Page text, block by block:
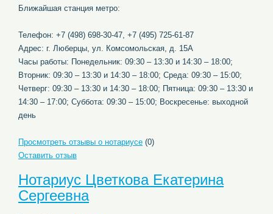
Ближайшая станция метро:
Телефон: +7 (498) 698-30-47, +7 (495) 725-61-87
Адрес: г. Люберцы, ул. Комсомольская, д. 15А
Часы работы: Понедельник: 09:30 – 13:30 и 14:30 – 18:00;
Вторник: 09:30 – 13:30 и 14:30 – 18:00; Среда: 09:30 – 15:00;
Четверг: 09:30 – 13:30 и 14:30 – 18:00; Пятница: 09:30 – 13:30 и
14:30 – 17:00; Суббота: 09:30 – 15:00; Воскресенье: выходной
день
Просмотреть отзывы о нотариусе (0)
Оставить отзыв
Нотариус Цветкова Екатерина
Сергеевна